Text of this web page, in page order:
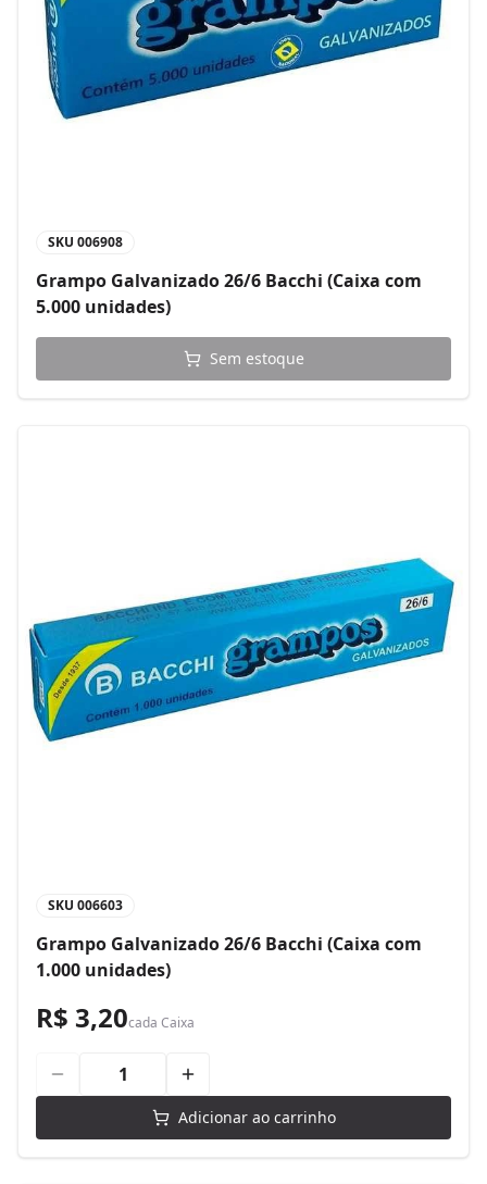
SKU 006908
Grampo Galvanizado 26/6 Bacchi (Caixa com
5.000 unidades)
Sem estoque
SKU 006603
Grampo Galvanizado 26/6 Bacchi (Caixa com
1.000 unidades)
R$ 3,20cada Caixa
Adicionar ao carrinho